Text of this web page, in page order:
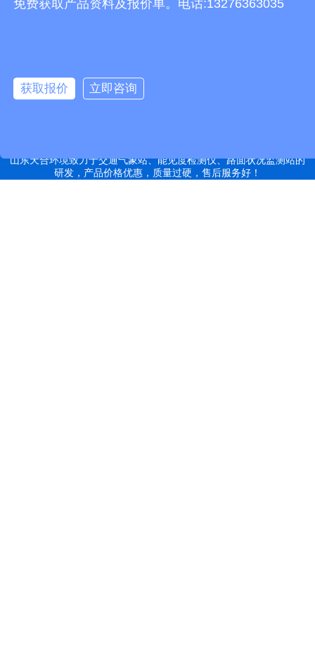
有机肥设备 胶辊硫化罐 复合材料热压罐 分散釜 细沙回收机 胶管硫化罐 蒸
徽,福建,江西,山东,河南,湖北,湖南,广东,广西,海南,重庆,四川,贵州,云
南,西藏,陕西,甘肃,青海,宁夏,新疆等地
特别声明：本站部分内容来自于网络，如有侵权嫌疑，请立即联系本
山东天合环境致力于交通气象站、能见度检测仪、路面状况监测站的
研发，产品价格优惠，质量过硬，售后服务好！
免费获取产品资料及报价单。电话:13276363035
获取报价 立即咨询